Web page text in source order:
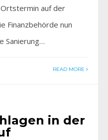
auf der
Finanzbehörde nun
Sanierung…
READ MORE
in der